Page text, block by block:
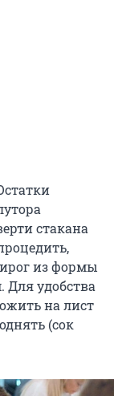
стакана
из формы
Для удобства
на лист
(сок